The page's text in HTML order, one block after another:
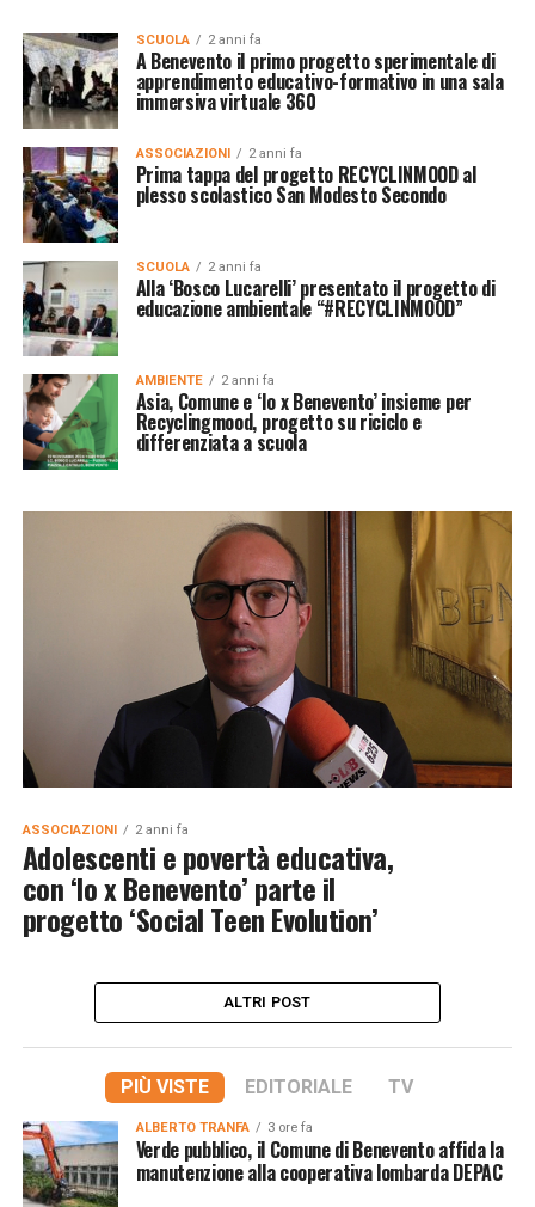
SCUOLA 2 anni fa
A Benevento il primo progetto sperimentale di
apprendimento educativo-formativo in una sala
immersiva virtuale 360
ASSOCIAZIONI 2 anni fa
Prima tappa del progetto RECYCLINMOOD al
plesso scolastico San Modesto Secondo
SCUOLA 2 anni fa
Alla ‘Bosco Lucarelli’ presentato il progetto di
educazione ambientale “#RECYCLINMOOD”
AMBIENTE 2 anni fa
Asia, Comune e ‘Io x Benevento’ insieme per
Recyclingmood, progetto su riciclo e
differenziata a scuola
ASSOCIAZIONI 2 anni fa
Adolescenti e povertà educativa,
con ‘Io x Benevento’ parte il
progetto ‘Social Teen Evolution’
ALTRI POST
PIÙ VISTE EDITORIALE TV
ALBERTO TRANFA 3 ore fa
Verde pubblico, il Comune di Benevento affida la
manutenzione alla cooperativa lombarda DEPAC